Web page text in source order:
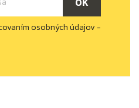
osobných údajov -